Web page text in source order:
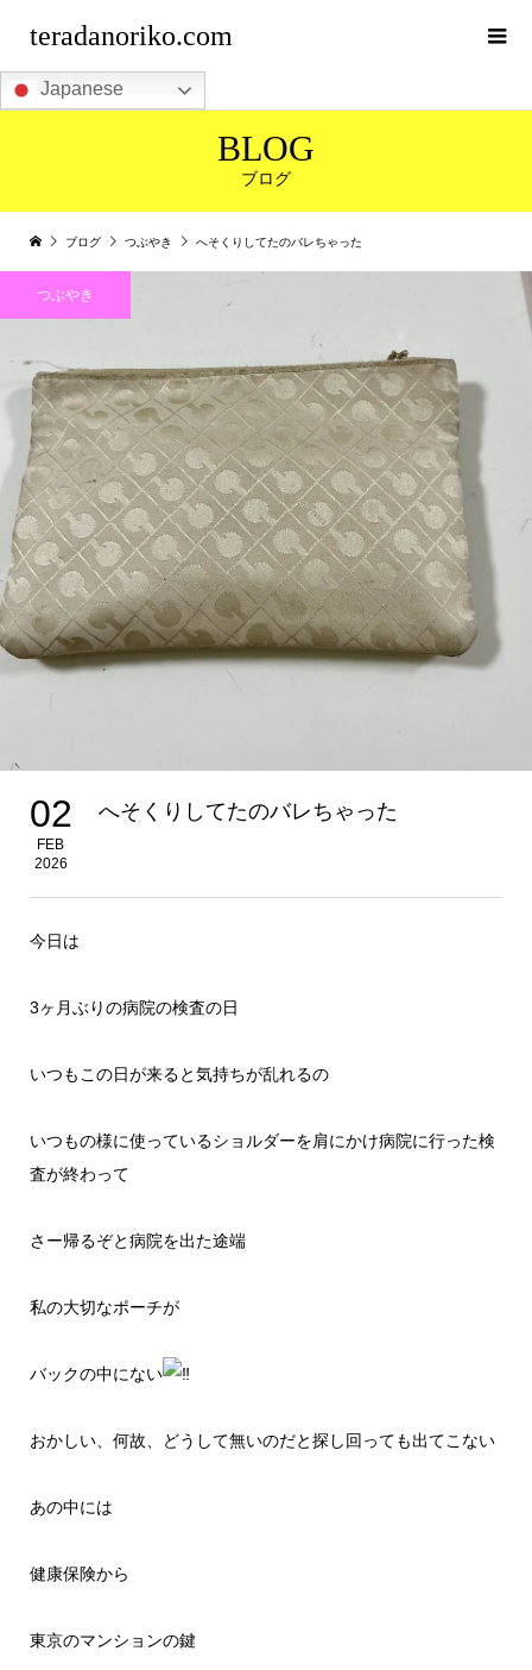
teradanoriko.com
Japanese
BLOG
ブログ
ブログ つぶやき へそくりしてたのバレちゃった
つぶやき
02
FEB
2026
へそくりしてたのバレちゃった
今日は
3ヶ月ぶりの病院の検査の日
いつもこの日が来ると気持ちが乱れるの
いつもの様に使っているショルダーを肩にかけ病院に行った検
査が終わって
さー帰るぞと病院を出た途端
私の大切なポーチが
バックの中にない
おかしい、何故、どうして無いのだと探し回っても出てこない
あの中には
健康保険から
東京のマンションの鍵